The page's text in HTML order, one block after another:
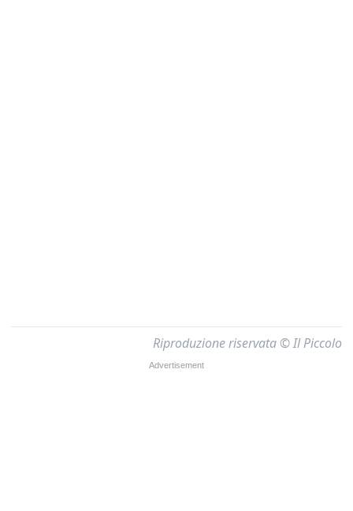
Riproduzione riservata © Il Piccolo